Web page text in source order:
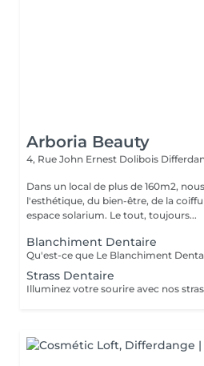
Arboria Beauty
4, Rue John Ernest Dolibois
Dans un local de plus de 160m2,
l'esthétique, du bien-être, de la
espace solarium. Le tout, toujours...
Blanchiment Dentaire
Strass Dentaire